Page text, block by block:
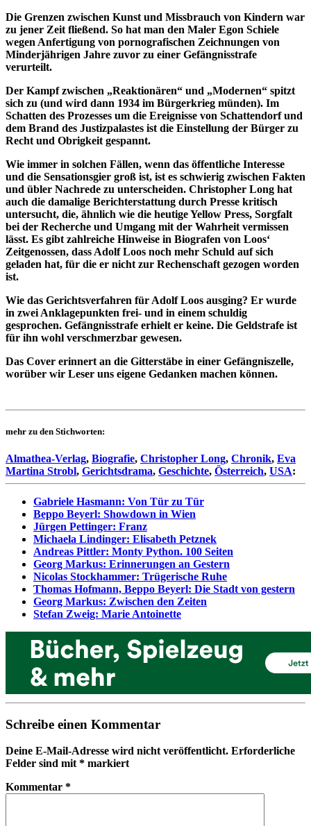
Die Grenzen zwischen Kunst und Missbrauch von Kindern war
zu jener Zeit fließend. So hat man den Maler Egon Schiele
wegen Anfertigung von pornografischen Zeichnungen von
Minderjährigen Jahre zuvor zu einer Gefängnisstrafe
verurteilt.
Der Kampf zwischen „Reaktionären“ und „Modernen“ spitzt
sich zu (und wird dann 1934 im Bürgerkrieg münden). Im
Schatten des Prozesses um die Ereignisse von Schattendorf und
dem Brand des Justizpalastes ist die Einstellung der Bürger zu
Recht und Obrigkeit gespannt.
Wie immer in solchen Fällen, wenn das öffentliche Interesse
und die Sensationsgier groß ist, ist es schwierig zwischen Fakten
und übler Nachrede zu unterscheiden. Christopher Long hat
auch die damalige Berichterstattung durch Presse kritisch
untersucht, die, ähnlich wie die heutige Yellow Press, Sorgfalt
bei der Recherche und Umgang mit der Wahrheit vermissen
lässt. Es gibt zahlreiche Hinweise in Biografen von Loos‘
Zeitgenossen, dass Adolf Loos noch mehr Schuld auf sich
geladen hat, für die er nicht zur Rechenschaft gezogen worden
ist.
Wie das Gerichtsverfahren für Adolf Loos ausging? Er wurde
in zwei Anklagepunkten frei- und in einem schuldig
gesprochen. Gefängnisstrafe erhielt er keine. Die Geldstrafe ist
für ihn wohl verschmerzbar gewesen.
Das Cover erinnert an die Gitterstäbe in einer Gefängniszelle,
worüber wir Leser uns eigene Gedanken machen können.
mehr zu den Stichworten:
Almathea-Verlag, Biografie, Christopher Long, Chronik, Eva
Martina Strobl, Gerichtsdrama, Geschichte, Österreich, USA:
Gabriele Hasmann: Von Tür zu Tür
Beppo Beyerl: Showdown in Wien
Jürgen Pettinger: Franz
Michaela Lindinger: Elisabeth Petznek
Andreas Pittler: Monty Python. 100 Seiten
Georg Markus: Erinnerungen an Gestern
Nicolas Stockhammer: Trügerische Ruhe
Thomas Hofmann, Beppo Beyerl: Die Stadt von gestern
Georg Markus: Zwischen den Zeiten
Stefan Zweig: Marie Antoinette
Schreibe einen Kommentar
Deine E-Mail-Adresse wird nicht veröffentlicht. Erforderliche
Felder sind mit* markiert
Kommentar *